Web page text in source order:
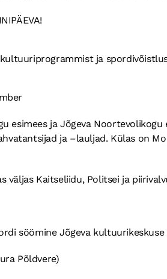
ja
esimees ja Jõgeva
ja –lauljad. Külas on
väljas Kaitseliidu, Politsei ja
söömine Jõgeva
Põldvere)